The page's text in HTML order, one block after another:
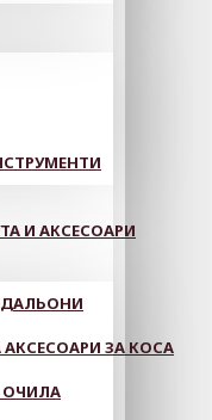
И АКСЕСОАРИ
ЗА КОСА
ОЧИЛА